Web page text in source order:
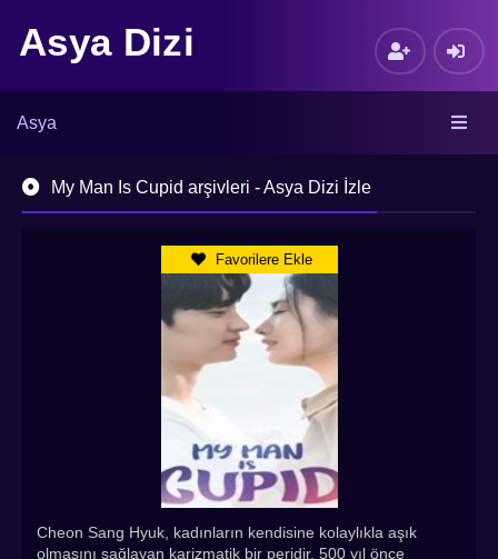
Asya Dizi
Asya
My Man Is Cupid arşivleri - Asya Dizi İzle
Favorilere Ekle
Cheon Sang Hyuk, kadınların kendisine kolaylıkla aşık
olmasını sağlayan karizmatik bir peridir. 500 yıl önce